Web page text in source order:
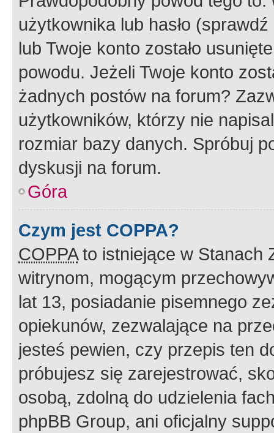
użytkownika lub hasło
lub Twoje konto zostało
powodu. Jeżeli Twoje konto
żadnych postów na forum?
użytkowników, którzy nie
rozmiar bazy danych. Spróbuj
dyskusji na forum.
Góra
Czym jest COPPA?
COPPAto istniejące w Stanach
witrynom, mogącym
lat 13, posiadanie pisemnego
opiekunów, zezwalające na
jesteś pewien, czy przepis ten
próbujesz się zarejestrować,
osobą, zdolną do udzielenia
phpBB Group, ani oficjalny